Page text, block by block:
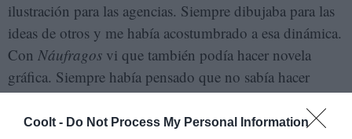
Coolt - Do Not Process My Personal Information
ilustración para las agencias. Siempre dibujaba para las
ideas de otros y me había acostumbrado a esa dinámica.
Con Náufragos vi que también podía hacer novela
gráfica. Siempre había pensado que no sabía hacer
cómics, que la narrativa era muy complicada, pero,
simplemente, no lo había probado. Fue un trampolín